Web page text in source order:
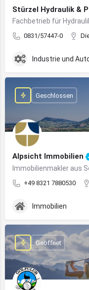
Stürzel Hydraulik &
0831/57447-0
Industrie und
Alpsicht Immobilien
Immobilienmakler aus
+49 8321 7880530
Geschlossen
Immobilien
Geöffnet